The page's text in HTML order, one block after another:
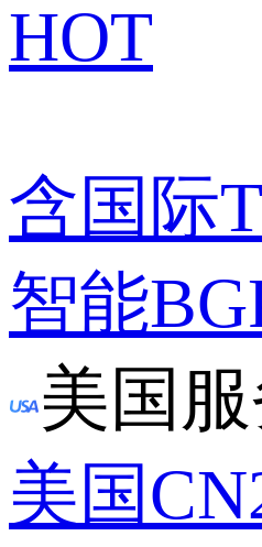
HOT
含国际
智能
美国
美国